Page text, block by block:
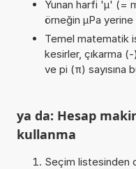
Yunan harfi 'µ' (=
örneğin µPa yerine
Temel matematik
kesirler, çıkarma
ve pi (π) sayısına
ya da: Hesap
kullanma
Seçim listesinden